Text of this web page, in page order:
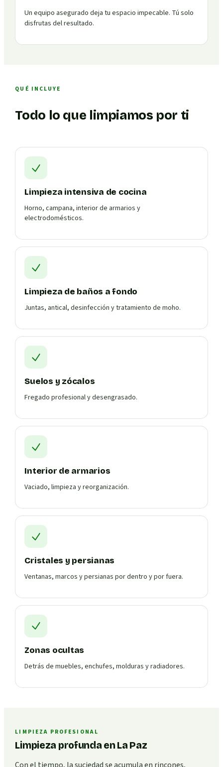
Un equipo asegurado deja tu espacio impecable. Tú solo
disfrutas del resultado.
QUÉ INCLUYE
Todo lo que limpiamos por ti
Limpieza intensiva de cocina
Horno, campana, interior de armarios y
electrodomésticos.
Limpieza de baños a fondo
Juntas, antical, desinfección y tratamiento de moho.
Suelos y zócalos
Fregado profesional y desengrasado.
Interior de armarios
Vaciado, limpieza y reorganización.
Cristales y persianas
Ventanas, marcos y persianas por dentro y por fuera.
Zonas ocultas
Detrás de muebles, enchufes, molduras y radiadores.
LIMPIEZA PROFESIONAL
Limpieza profunda en La Paz
Con el tiempo, la suciedad se acumula en rincones,